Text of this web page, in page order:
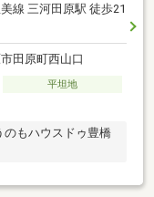
線 三河田原駅 徒歩21
田原町西山口
平坦地
もハウスドゥ豊橋